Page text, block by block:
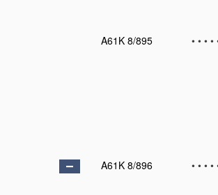
A61K 8/895
• • • •
A61K 8/896
• • • •